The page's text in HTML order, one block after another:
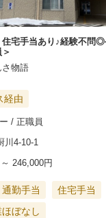
住宅手当あり♪経験不問
さ物語
経由
/ 正職員
川4-10-1
～ 246,000円
通勤手当 住宅手当
ぼなし